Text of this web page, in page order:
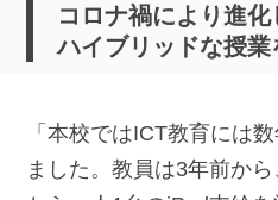
コロナ禍により進
ハイブリッドな授業
「本校ではICT教育には
ました。教員は3年前か